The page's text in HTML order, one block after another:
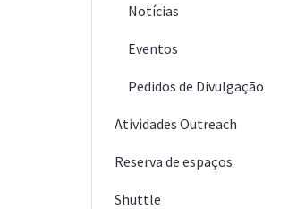
Notícias
Eventos
Pedidos de Divulgação
Atividades Outreach
Reserva de espaços
Shuttle